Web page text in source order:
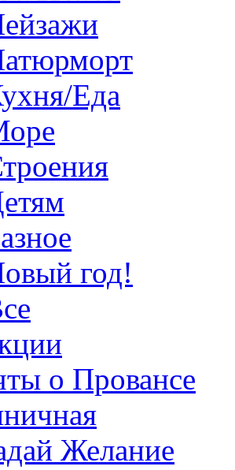
Еда
год!
о Провансе
Желание